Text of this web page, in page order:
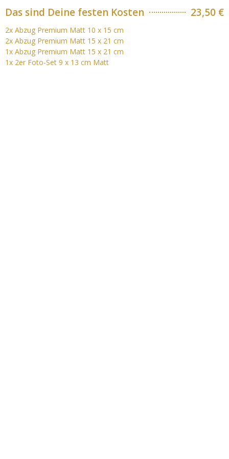
Das sind Deine festen Kosten 23,50 €
2x Abzug Premium Matt 10 x 15 cm
2x Abzug Premium Matt 15 x 21 cm
1x Abzug Premium Matt 15 x 21 cm
1x 2er Foto-Set 9 x 13 cm Matt